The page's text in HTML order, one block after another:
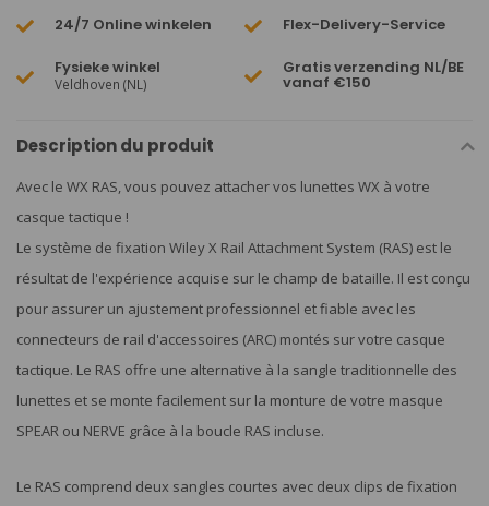
24/7 Online winkelen Flex-Delivery-Service
Fysieke winkel
Veldhoven (NL)
Gratis verzending NL/BE
vanaf €150
Description du produit
Avec le WX RAS, vous pouvez attacher vos lunettes WX à votre
casque tactique !
Le système de fixation Wiley X Rail Attachment System (RAS) est le
résultat de l'expérience acquise sur le champ de bataille. Il est conçu
pour assurer un ajustement professionnel et fiable avec les
connecteurs de rail d'accessoires (ARC) montés sur votre casque
tactique. Le RAS offre une alternative à la sangle traditionnelle des
lunettes et se monte facilement sur la monture de votre masque
SPEAR ou NERVE grâce à la boucle RAS incluse.
Le RAS comprend deux sangles courtes avec deux clips de fixation